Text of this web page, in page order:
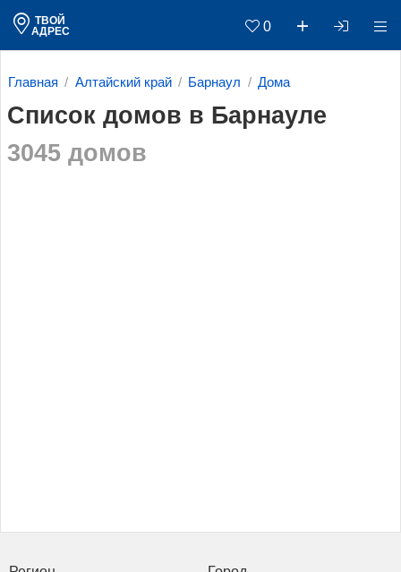
ТВОЙ
АДРЕС
0
Главная Алтайский край Барнаул Дома
Список домов в Барнауле
3045 домов